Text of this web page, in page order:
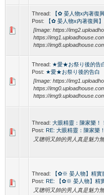
Thread:
【✿ 晏人物x內著復
Post:
【✿ 晏人物x內著復興
[Image: https://
https://
https://
Thread: ★愛★お祭り後的告
Post: ★愛★お祭り後的告白
[Image: https://
https://
https://
Thread: 大眼精靈：陳家樂！！
Post: RE: 大眼精靈：陳家樂
又聰明又帥的男人真是魅力
Thread:
【✿※ 晏人物】精實
Post: RE: 【✿※ 晏人物】精
又聰明又帥的男人真是魅力